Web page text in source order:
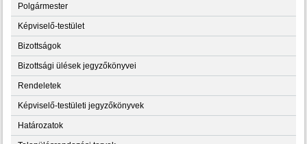
Polgármester
Képviselő-testület
Bizottságok
Bizottsági ülések jegyzőkönyvei
Rendeletek
Képviselő-testületi jegyzőkönyvek
Határozatok